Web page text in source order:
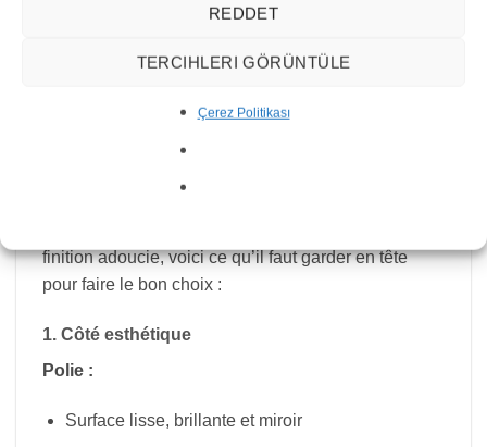
REDDET
TERCIHLERI GÖRÜNTÜLE
Çerez Politikası
Carrare ou le Calacatta) sont connus pour leur
souvent plus chers que les marbres provenant
finition adoucie, voici ce qu’il faut garder en tête
pour faire le bon choix :
1. Côté esthétique
Polie :
Surface lisse, brillante et miroir